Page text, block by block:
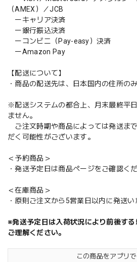
（AMEX）／JCB
ーキャリア決済
ー銀行振込決済
ーコンビニ（Pay-easy）決済
ーAmazon Pay
【配送について】
・商品の配送先は、日本国内の住所の
※配送システムの都合上、月末最終平
ません。
ご注文時期や商品によっては発送ま
だく可能性がございます。
＜予約商品＞
・発送予定日は商品ページをご確認くだ
＜在庫商品＞
・原則ご注文から5営業日以内に発送い
※発送予定日は入荷状況により前後す
ご理解ください。
この商品をアプリ